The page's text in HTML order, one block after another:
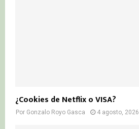
¿Cookies de Netflix o VISA?
Por Gonzalo Royo Gasca 4 agosto, 2026